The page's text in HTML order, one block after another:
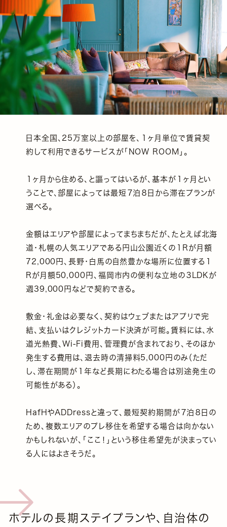
日本全国、25万室以上の部屋を、１ヶ月単位で賃貸契
約して利用できるサービスが「NOW ROOM」。
１ヶ月から住める、と謳ってはいるが、基本が１ヶ月とい
うことで、部屋によっては最短７泊８日から滞在プランが
選べる。
金額はエリアや部屋によってまちまちだが、たとえば北海
道・札幌の人気エリアである円山公園近くの１Rが月額
72,000円、長野・白馬の自然豊かな場所に位置する１
Rが月額50,000円、福岡市内の便利な立地の３LDKが
週39,000円などで契約できる。
敷金・礼金は必要なく、契約はウェブまたはアプリで完
結、支払いはクレジットカード決済が可能。賃料には、水
道光熱費、Wi-Fi費用、管理費が含まれており、そのほか
発生する費用は、退去時の清掃料5,000円のみ（ただ
し、滞在期間が１年など長期にわたる場合は別途発生の
可能性がある）。
HafHやADDressと違って、最短契約期間が７泊８日の
ため、複数エリアのプレ移住を希望する場合は向かない
かもしれないが、「ここ！」という移住希望先が決まってい
る人にはよさそうだ。
ホテルの長期ステイプランや、自治体の